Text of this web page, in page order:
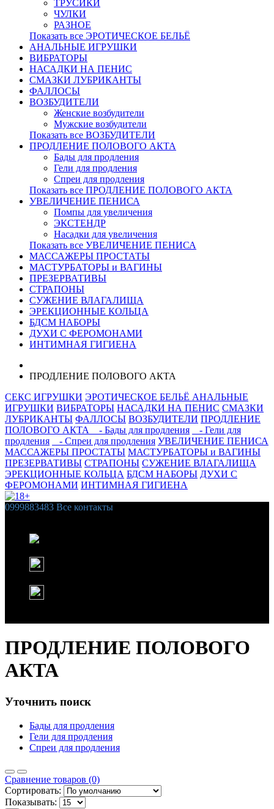
ТРУСИКИ
ЧУЛКИ
РАЗНОЕ
Показать все ЭРОТИЧЕСКОЕ БЕЛЬЁ
АНАЛЬНЫЕ ИГРУШКИ
ВИБРАТОРЫ
НАСАДКИ НА ПЕНИС
СМАЗКИ ЛУБРИКАНТЫ
ФАЛЛОСЫ
ВОЗБУДИТЕЛИ
Женские возбудители
Мужские возбудители
Показать все ВОЗБУДИТЕЛИ
ПРОДЛЕНИЕ ПОЛОВОГО АКТА
Бады для продления
Гели для продления
Спреи для продления
Показать все ПРОДЛЕНИЕ ПОЛОВОГО АКТА
УВЕЛИЧЕНИЕ ПЕНИСА
Помпы для увеличения
ЭКСТЕНДР
Насадки для увеличения
Показать все УВЕЛИЧЕНИЕ ПЕНИСА
МАССАЖЕРЫ ПРОСТАТЫ
МАСТУРБАТОРЫ и ВАГИНЫ
ПРЕЗЕРВАТИВЫ
СТРАПОНЫ
СУЖЕНИЕ ВЛАГАЛИЩА
ЭРЕКЦИОННЫЕ КОЛЬЦА
БДСМ НАБОРЫ
ДУХИ С ФЕРОМОНАМИ
ИНТИМНАЯ ГИГИЕНА
ПРОДЛЕНИЕ ПОЛОВОГО АКТА
СЕКС ИГРУШКИ ЭРОТИЧЕСКОЕ БЕЛЬЁ АНАЛЬНЫЕ
ИГРУШКИ ВИБРАТОРЫ НАСАДКИ НА ПЕНИС СМАЗКИ
ЛУБРИКАНТЫ ФАЛЛОСЫ ВОЗБУДИТЕЛИ ПРОДЛЕНИЕ
ПОЛОВОГО АКТА
- Бады для продления
- Гели для
продления
- Спреи для продления УВЕЛИЧЕНИЕ ПЕНИСА
МАССАЖЕРЫ ПРОСТАТЫ МАСТУРБАТОРЫ и ВАГИНЫ
ПРЕЗЕРВАТИВЫ СТРАПОНЫ СУЖЕНИЕ ВЛАГАЛИЩА
ЭРЕКЦИОННЫЕ КОЛЬЦА БДСМ НАБОРЫ ДУХИ С
ФЕРОМОНАМИ ИНТИМНАЯ ГИГИЕНА
0999883483 Все контакты
ПРОДЛЕНИЕ ПОЛОВОГО
АКТА
Уточнить поиск
Бады для продления
Гели для продления
Спреи для продления
Сравнение товаров (0)
Сортировать:
Показывать: